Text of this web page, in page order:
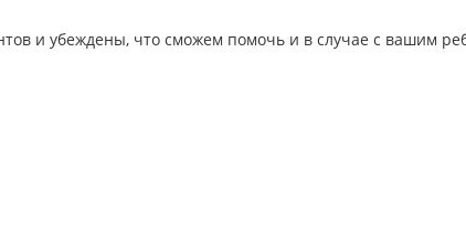
и убеждены, что сможем помочь и в случае с вашим